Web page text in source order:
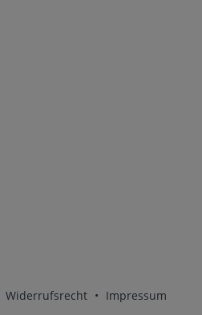
Widerrufsrecht • Impressum